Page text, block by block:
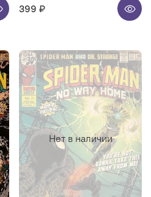
399 ₽
Нет в наличии